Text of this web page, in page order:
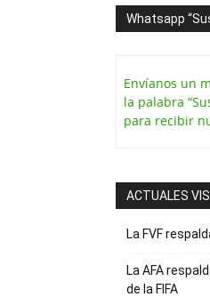
Whatsapp
Envíanos un
la palabra
para recibir
ACTUALES
La FVF
La AFA
de la FIFA